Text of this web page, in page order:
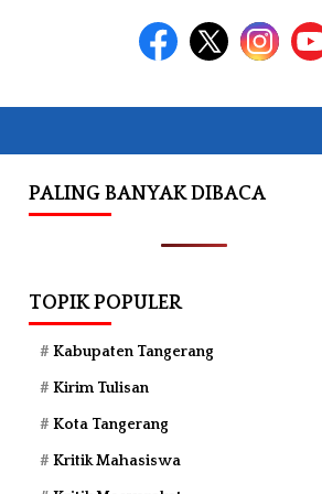
PALING BANYAK DIBACA
TOPIK POPULER
Kabupaten Tangerang
Kirim Tulisan
Kota Tangerang
Kritik Mahasiswa